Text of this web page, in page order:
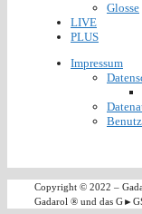
Glosse
LIVE
PLUS
Impressum
Copyright © 2022 –
Gadarol ® und das